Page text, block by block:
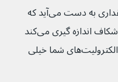
از نتایج آزمایش الکترولیت شما مقداری به دست می‌آید که
شکاف آنیونی نامیده می‌شود. این شکاف اندازه گیری می‌کند
که آیا اختلاف بین بارهای الکتریکی الکترولیت‌های شما خیلی